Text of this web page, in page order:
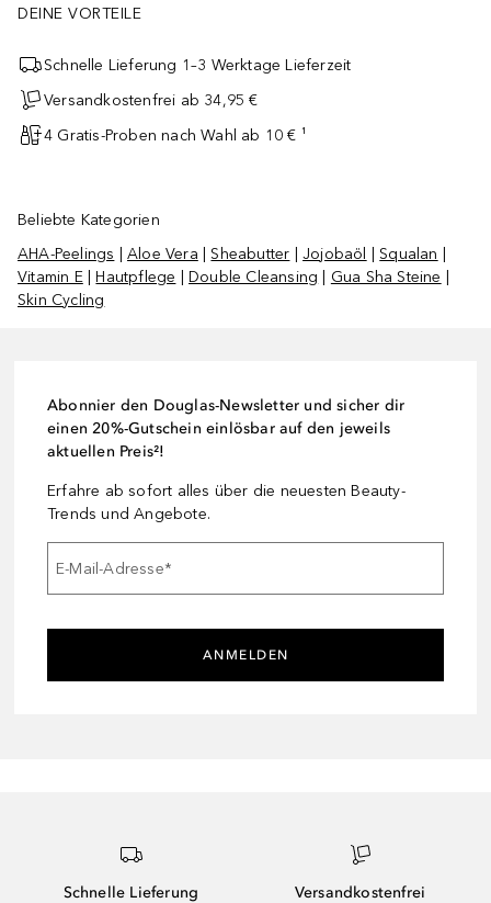
DEINE VORTEILE
Schnelle Lieferung 1–3 Werktage Lieferzeit
Versandkostenfrei ab 34,95 €
4 Gratis-Proben nach Wahl ab 10 € ¹
Beliebte Kategorien
AHA-Peelings |Aloe Vera |Sheabutter |Jojobaöl |Squalan
Vitamin E|Hautpflege |Double Cleansing Gua Sha Steine
Skin Cycling
Abonnier den Douglas-Newsletter und sicher dir
einen 20%-Gutschein einlösbar auf den jeweils
aktuellen Preis²!
Erfahre ab sofort alles über die neuesten Beauty-
Trends und Angebote.
E-Mail-Adresse*
ANMELDEN
Schnelle Lieferung Versandkostenfrei